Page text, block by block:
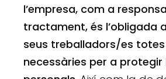
l’empresa, com a
tractament, és l’obligada
seus treballadors/es totes
necessàries per a protegir